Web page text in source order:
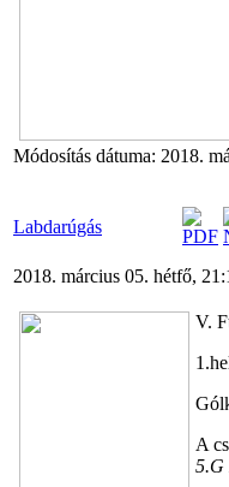
Módosítás dátuma: 2018.
Labdarúgás
2018. március 05. hétfő,
V.
A
5.G